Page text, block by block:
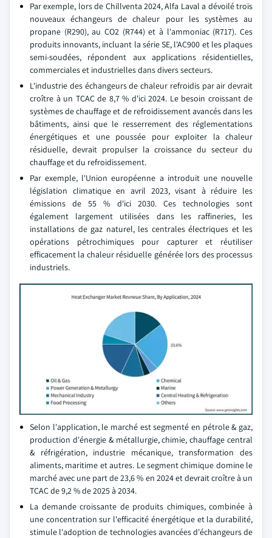
Par exemple, lors de Chillventa 2024, Alfa Laval a dévoilé trois
nouveaux échangeurs de chaleur pour les systèmes au
propane (R290), au CO2 (R744) et à l'ammoniac (R717). Ces
produits innovants, incluant la série SE, l'AC900 et les plaques
semi-soudées, répondent aux applications résidentielles,
commerciales et industrielles dans divers secteurs.
L'industrie des échangeurs de chaleur refroidis par air devrait
croître à un TCAC de 8,7 % d'ici 2024. Le besoin croissant de
systèmes de chauffage et de refroidissement avancés dans les
bâtiments, ainsi que le resserrement des réglementations
énergétiques et une poussée pour exploiter la chaleur
résiduelle, devrait propulser la croissance du secteur du
chauffage et du refroidissement.
Par exemple, l'Union européenne a introduit une nouvelle
législation climatique en avril 2023, visant à réduire les
émissions de 55 % d'ici 2030. Ces technologies sont
également largement utilisées dans les raffineries, les
installations de gaz naturel, les centrales électriques et les
opérations pétrochimiques pour capturer et réutiliser
efficacement la chaleur résiduelle générée lors des processus
industriels.
Selon l'application, le marché est segmenté en pétrole & gaz,
production d'énergie & métallurgie, chimie, chauffage central
& réfrigération, industrie mécanique, transformation des
aliments, maritime et autres. Le segment chimique domine le
marché avec une part de 23,6 % en 2024 et devrait croître à un
TCAC de 9,2 % de 2025 à 2034.
La demande croissante de produits chimiques, combinée à
une concentration sur l'efficacité énergétique et la durabilité,
stimule l'adoption de technologies avancées d'échangeurs de